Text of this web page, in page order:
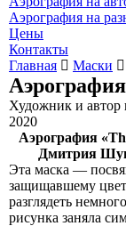
Аэрография на
Цены
Контакты
Главная
Маски
Художник и автор
2020
Аэрография
Дмитрия
Эта маска —
защищавшему
разглядеть
рисунка заняла